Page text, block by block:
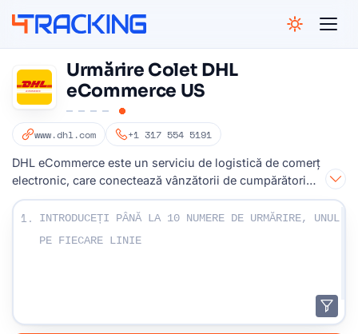
Urmărire Colet DHL
eCommerce US
www.dhl.com +1 317 554 5191
DHL eCommerce este un serviciu de logistică de comerț
electronic, care conectează vânzătorii de cumpărători
din întreaga lume
Introduceți numerele dvs. de urmărire:
1.